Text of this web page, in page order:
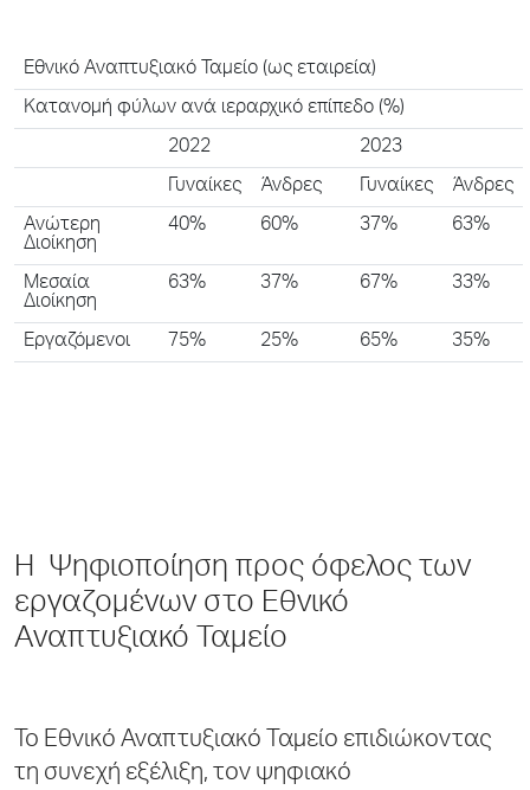
Εθνικό Αναπτυξιακό Ταμείο (ως εταιρεία)
Κατανομή φύλων ανά ιεραρχικό επίπεδο (%)
2022 2023
Γυναίκες Άνδρες Γυναίκες Άνδρες
Ανώτερη
Διοίκηση
40% 60% 37% 63%
Μεσαία
Διοίκηση
63% 37% 67% 33%
Εργαζόμενοι 75% 25% 65% 35%
Η Ψηφιοποίηση προς όφελος των
εργαζομένων στο Εθνικό
Αναπτυξιακό Ταμείο
To Εθνικό Αναπτυξιακό Ταμείο επιδιώκοντας
τη συνεχή εξέλιξη, τον ψηφιακό